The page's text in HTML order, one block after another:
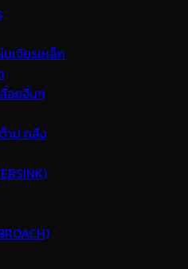
เจียรเหล็ก
อยอื่นๆ
าป กลึง